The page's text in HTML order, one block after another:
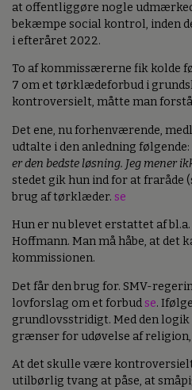
at offentliggøre nogle
bekæmpe social kontrol, inden
i efteråret 2022.
To af kommissærerne fik kolde
7 om et tørklædeforbud i
kontroversielt, måtte man
Det ene, nu forhenværende,
udtalte i den anledning følgende:
er den bedste løsning. Jeg mener
stedet gik hun ind for at fraråde
brug af tørklæder. se
Hun er nu blevet erstattet af
Hoffmann. Man må håbe, at det
kommissionen.
Det får den brug for. SMV-
lovforslag om et forbud se.
grundlovsstridigt. Med den
grænser for udøvelse af religion,
At det skulle være
utilbørlig tvang at påse, at